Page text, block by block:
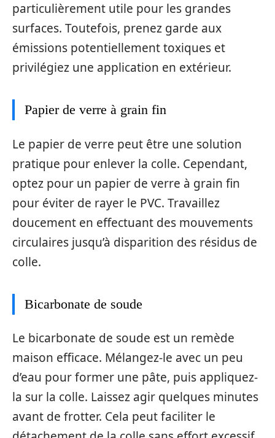
particulièrement utile pour les grandes
surfaces. Toutefois, prenez garde aux
émissions potentiellement toxiques et
privilégiez une application en extérieur.
Papier de verre à grain fin
Le papier de verre peut être une solution
pratique pour enlever la colle. Cependant,
optez pour un papier de verre à grain fin
pour éviter de rayer le PVC. Travaillez
doucement en effectuant des mouvements
circulaires jusqu’à disparition des résidus de
colle.
Bicarbonate de soude
Le bicarbonate de soude est un remède
maison efficace. Mélangez-le avec un peu
d’eau pour former une pâte, puis appliquez-
la sur la colle. Laissez agir quelques minutes
avant de frotter. Cela peut faciliter le